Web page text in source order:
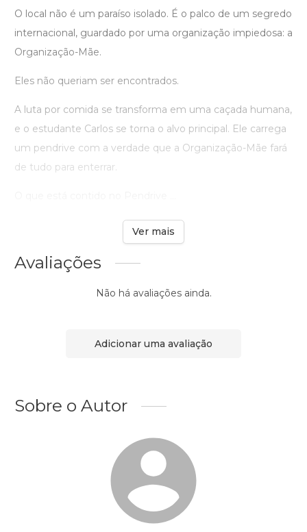
O local não é um paraíso isolado. É o palco de um segredo
internacional, guardado por uma organização impiedosa: a
Organização-Mãe.
Eles não queriam ser encontrados.
A luta por comida se transforma em uma caçada humana,
e o estudante Carlos se torna o alvo principal. Ele carrega
um pendrive com a verdade que a Organização-Mãe fará
de tudo para enterrar.
Ver mais
Avaliações
Não há avaliações ainda.
Adicionar uma avaliação
Sobre o Autor